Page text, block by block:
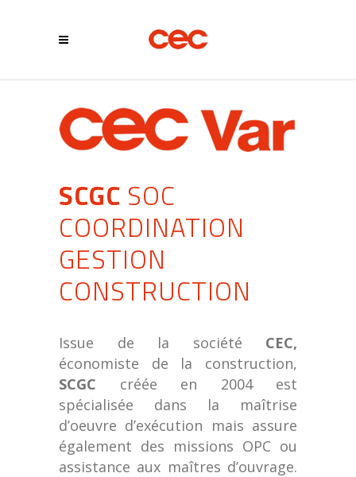
SCGC SOC
COORDINATION
GESTION
CONSTRUCTION
Issue de la société CEC,
économiste de la construction,
SCGC créée en 2004 est
spécialisée dans la maîtrise
d’oeuvre d’exécution mais assure
également des missions OPC ou
assistance aux maîtres d’ouvrage.